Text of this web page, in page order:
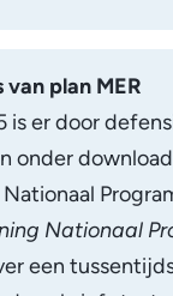
plan MER
is er door
onder
Nationaal
een